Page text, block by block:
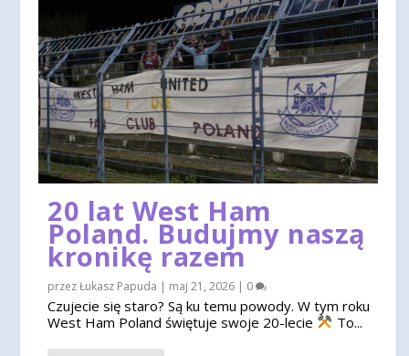
20 lat West Ham
Poland. Budujmy naszą
kronikę razem
przezŁukasz Papuda | maj 21, 2026 | 0
Czujecie się staro? Są ku temu powody. W tym roku
West Ham Poland świętuje swoje 20-lecie
To...